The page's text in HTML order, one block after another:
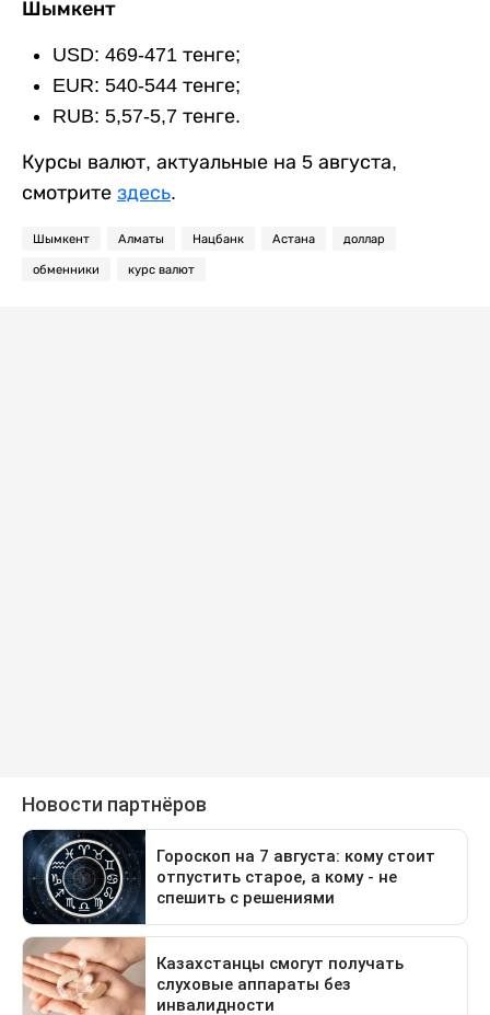
Шымкент
USD: 469-471 тенге;
EUR: 540-544 тенге;
RUB: 5,57-5,7 тенге.
Курсы валют, актуальные на 5 августа,
смотрите здесь.
Шымкент Алматы Нацбанк Астана доллар
обменники курс валют